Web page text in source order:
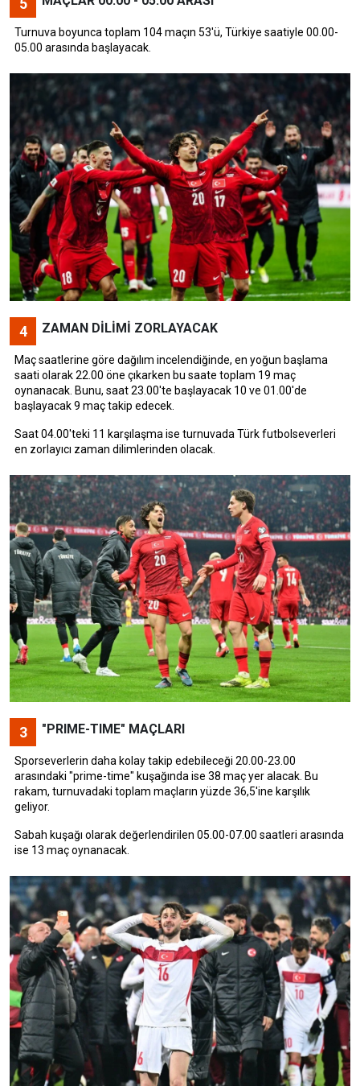
5
Turnuva boyunca toplam 104 maçın 53'ü, Türkiye saatiyle 00.00-
05.00 arasında başlayacak.
4 ZAMAN DİLİMİ ZORLAYACAK
Maç saatlerine göre dağılım incelendiğinde, en yoğun başlama
saati olarak 22.00 öne çıkarken bu saate toplam 19 maç
oynanacak. Bunu, saat 23.00'te başlayacak 10 ve 01.00'de
başlayacak 9 maç takip edecek.
Saat 04.00'teki 11 karşılaşma ise turnuvada Türk futbolseverleri
en zorlayıcı zaman dilimlerinden olacak.
3 "PRIME-TIME" MAÇLARI
Sporseverlerin daha kolay takip edebileceği 20.00-23.00
arasındaki "prime-time" kuşağında ise 38 maç yer alacak. Bu
rakam, turnuvadaki toplam maçların yüzde 36,5'ine karşılık
geliyor.
Sabah kuşağı olarak değerlendirilen 05.00-07.00 saatleri arasında
ise 13 maç oynanacak.